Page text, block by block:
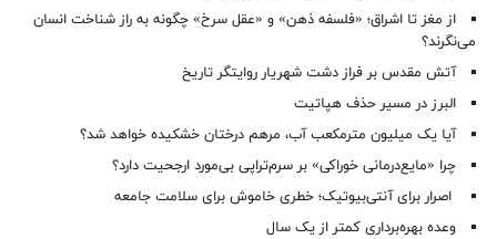
از مغز تا اشراق؛ «فلسفه ذهن» و «عقل سرخ» چگونه به راز شناخت انسان
می‌نگرند؟
آتش مقدس بر فراز دشت شهریار روایتگر تاریخ
البرز در مسیر حذف هپاتیت
آیا یک میلیون مترمکعب آب، مرهم درختان خشکیده خواهد شد؟
چرا «مایع‌درمانی خوراکی» بر سرم‌تراپی بی‌مورد ارجحیت دارد؟
اصرار برای آنتی‌بیوتیک؛ خطری خاموش برای سلامت جامعه
وعده بهره‌برداری کمتر از یک سال